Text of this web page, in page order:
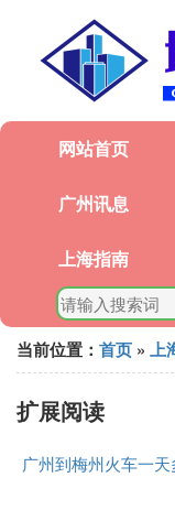
网站首页
广州讯息
上海指南
当前位置： 首页 » 上
扩展阅读
广州到梅州火车一天